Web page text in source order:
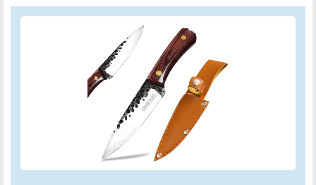
verschiedenen Outdoor-Hindernissen machen! Mit der
mitgelieferten Gürtel-Ledertasche haben Sie Ihr
feststehend kleines Messer immer dabei und am richtigen
Ort. Die Qualität der Klinge ist scharf und sehr hart - schon
vom Werk aus ist das Bushcraft Messer vom besten
Schärfe-Grad. Das Gesamtpaket ist eine tolle
Verarbeitungsqualität mit einem wirklich guten Stahl zu
einem konkurrenzlosen Preis. Dieses Messer ist eine
Bereicherung für jeden Outdoor-Liebhaber!